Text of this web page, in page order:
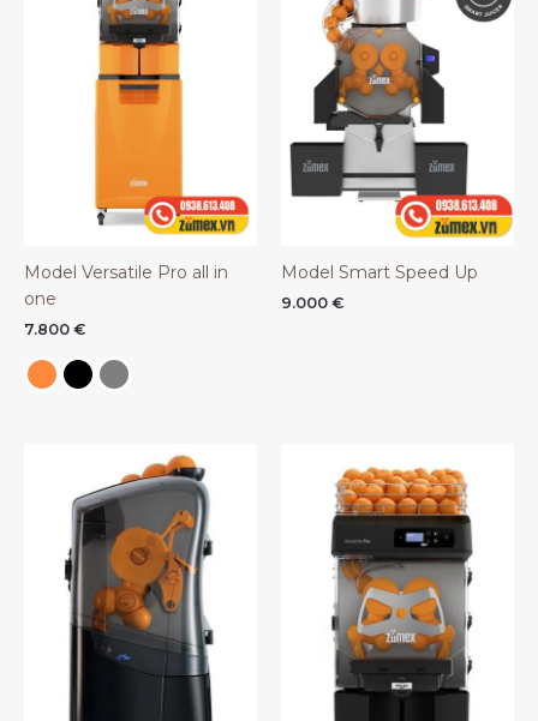
Model Versatile Pro all in
one
7.800 €
Model Smart Speed Up
9.000 €